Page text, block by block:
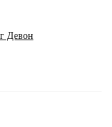
Девон